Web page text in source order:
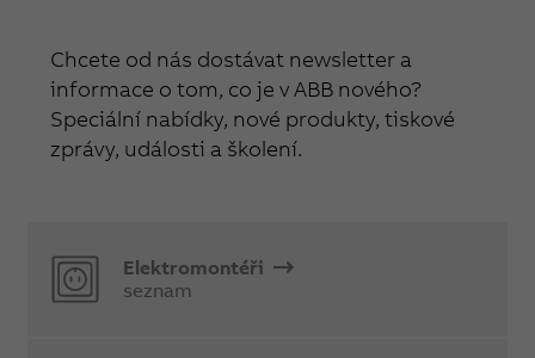
Chcete od nás dostávat newsletter a
informace o tom, co je v ABB nového?
Speciální nabídky, nové produkty, tiskové
zprávy, události a školení.
Elektromontéři
seznam